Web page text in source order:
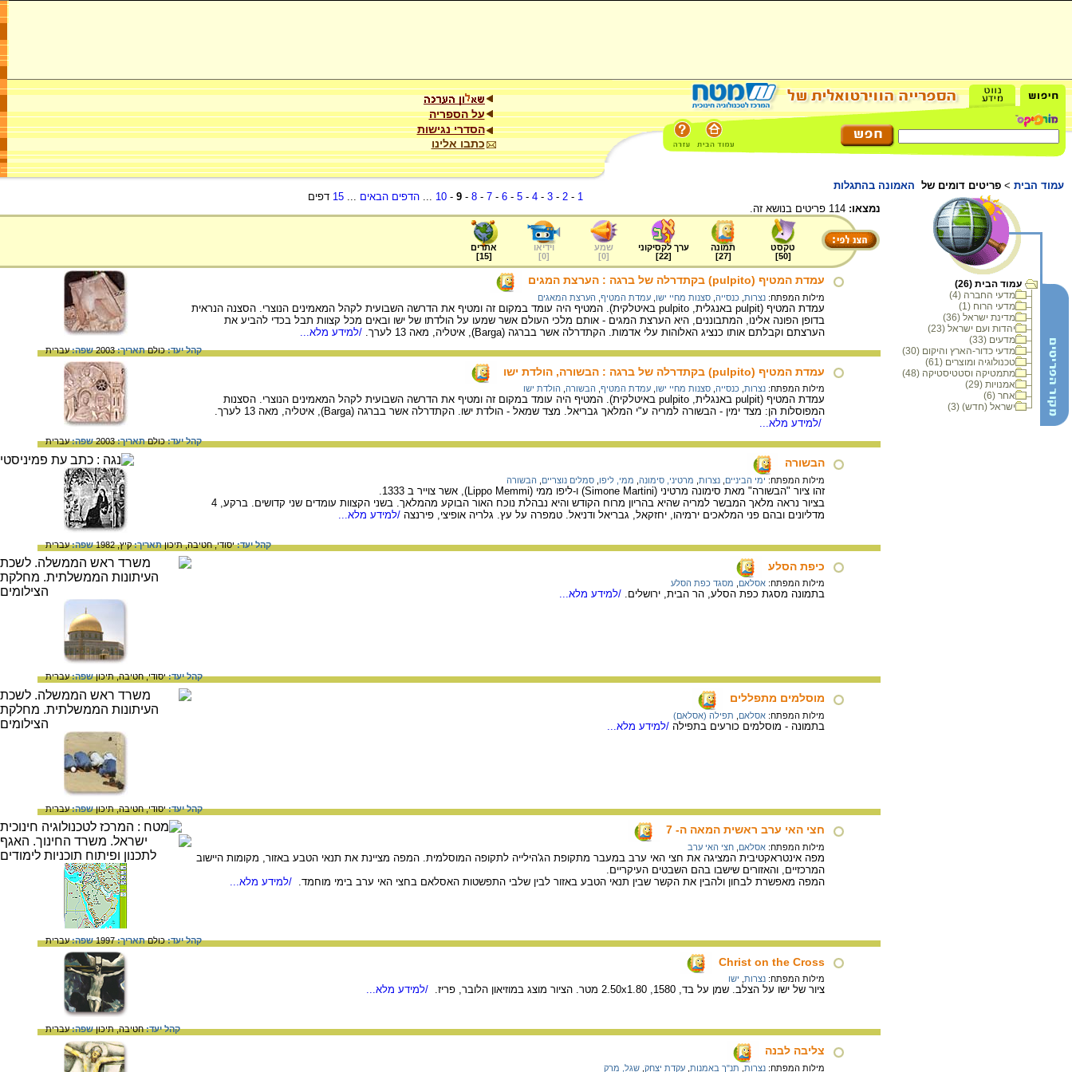
על הספריה
הסדרי נגישות
כתבו אלינו
עמוד הבית > פריטים דומים של האמונה בהתגלות
עמוד הבית (26)
מדעי החברה (4)
מדעי הרוח (1)
מדינת ישראל (36)
יהדות ועם ישראל (23)
מדעים (33)
מדעי כדור-הארץ והיקום (30)
טכנולוגיה ומוצרים (61)
מתמטיקה וסטטיסטיקה (48)
אמנויות (29)
אחר (6)
ישראל (חדש) (3)
1
-
2
-
3
-
4
-
5
-
6
-
7
-
8
-
9
-
10
...הדפים הבאים ...
15 דפים
נמצאו:
טקסט
[
50
]
תמונה
[
27
]
ערך לקסיקוני
[
22
]
שמע
[
0
]
וידיאו
[
0
]
אתרים
[
15
]
עמדת המטיף (pulpito) בקתדרלה של ברגה : הערצת המגים
מילות המפתח: נצרות כנסייה סצנות מחיי ישו עמדת המטיף הערצת המאגים
עמדת המטיף (pulpit באנגלית, pulpito באיטלקית). המטיף היה עומד במקום זה ומטיף את הדרשה השבועית לקהל המאמינים הנוצרי. הסצנה הנראית
בדופן הפונה אלינו, המתבוננים, היא הערצת המגים - אותם מלכי העולם אשר שמעו על הולדתו של ישו ובאים מכל קצוות תבל בכדי להביע את
הערצתם וקבלתם אותו כנציג האלוהות עלי אדמות. הקתדרלה אשר בברגה (Barga), איטליה, מאה 13 לערך.
/למידע מלא...
קהל יעד:כולםתאריך:2003 שפה:עברית
עמדת המטיף (pulpito) בקתדרלה של ברגה : הבשורה, הולדת ישו
מילות המפתח: נצרות כנסייה סצנות מחיי ישו עמדת המטיף הבשורה הולדת ישו
עמדת המטיף (pulpit באנגלית, pulpito באיטלקית). המטיף היה עומד במקום זה ומטיף את הדרשה השבועית לקהל המאמינים הנוצרי. הסצנות
המפוסלות הן: מצד ימין - הבשורה למריה ע"י המלאך גבריאל. מצד שמאל - הולדת ישו. הקתדרלה אשר בברגה (Barga), איטליה, מאה 13 לערך.
/למידע מלא...
קהל יעד:כולםתאריך:2003 שפה:עברית
הבשורה
מילות המפתח: ימי הביניים נצרות מרטיני, סימונה ממי, ליפו סמלים נוצריים הבשורה
זהו ציור "הבשורה" מאת סימונה מרטיני (Simone Martini) ו-ליפו ממי (Lippo Memmi), אשר צוייר ב 1333.
בציור נראה מלאך המבשר למריה שהיא בהריון מרוח הקודש והיא נבהלת נוכח האור הבוקע מהמלאך. בשני הקצוות עומדים שני קדושים. ברקע, 4
מדליונים ובהם פני המלאכים ירמיהו, יחזקאל, גבריאל ודניאל. טמפרה על עץ. גלריה אופיצי, פירנצה /למידע מלא...
קהל יעד:יסודי,חטיבה,תיכוןתאריך:קיץ, 1982 שפה:עברית
כיפת הסלע
מילות המפתח: אסלאם מסגד כפת הסלע
בתמונה מסגת כפת הסלע, הר הבית, ירושלים. /למידע מלא...
קהל יעד:יסודי,חטיבה,תיכוןשפה:עברית
מוסלמים מתפללים
מילות המפתח: אסלאם תפילה (אסלאם)
בתמונה - מוסלמים כורעים בתפילה /למידע מלא...
קהל יעד:יסודי,חטיבה,תיכוןשפה:עברית
חצי האי ערב ראשית המאה ה- 7
מילות המפתח: אסלאם חצי האי ערב
מפה אינטראקטיבית המציגה את חצי האי ערב במעבר מתקופת הג'הילייה לתקופה המוסלמית. המפה מציינת את תנאי הטבע באזור, מקומות היישוב
המרכזיים, והאזורים שישבו בהם השבטים העיקריים.
המפה מאפשרת לבחון ולהבין את הקשר שבין תנאי הטבע באזור לבין שלבי התפשטות האסלאם בחצי האי ערב בימי מוחמד.
/למידע מלא...
קהל יעד:כולםתאריך:1997 שפה:עברית
Christ on the Cross
מילות המפתח: נצרות ישו
ציור של ישו על הצלב. שמן על בד, 1580, 2.50x1.80 מטר. הציור מוצג במוזיאון הלובר, פריז. /למידע מלא...
קהל יעד:חטיבה,תיכוןשפה:עברית
צליבה לבנה
מילות המפתח: נצרות תנ"ך באמנות עקדת יצחק שגל, מרק